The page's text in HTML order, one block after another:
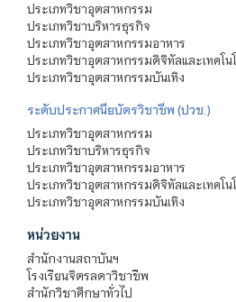
ประเภทวิชาอุตสาหกรรม
ประเภทวิชาบริหารธุรกิจ
ประเภทวิชาอุตสาหกรรมอาหาร
ประเภทวิชาอุตสาหกรรมดิจิทัลและเทคโน
ประเภทวิชาอุตสาหกรรมบันเทิง
ระดับประกาศนียบัตรวิชาชีพ (ปวช.)
ประเภทวิชาอุตสาหกรรม
ประเภทวิชาบริหารธุรกิจ
ประเภทวิชาอุตสาหกรรมอาหาร
ประเภทวิชาอุตสาหกรรมดิจิทัลและเทคโน
ประเภทวิชาอุตสาหกรรมบันเทิง
หน่วยงาน
สำนักงานสถาบันฯ
โรงเรียนจิตรลดาวิชาชีพ
สำนักวิชาศึกษาทั่วไป